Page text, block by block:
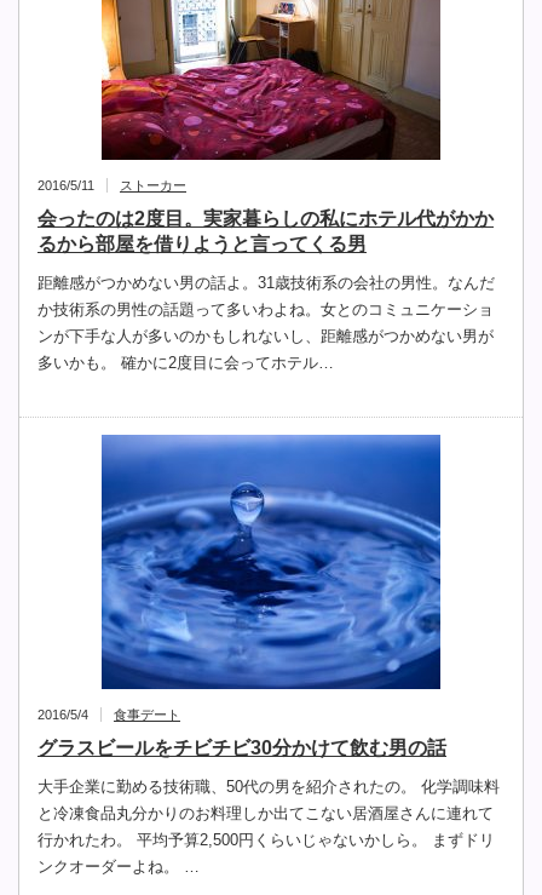
2016/5/11 ストーカー
会ったのは2度目。実家暮らしの私にホテル代がかか
るから部屋を借りようと言ってくる男
距離感がつかめない男の話よ。31歳技術系の会社の男性。なんだ
か技術系の男性の話題って多いわよね。女とのコミュニケーショ
ンが下手な人が多いのかもしれないし、距離感がつかめない男が
多いかも。 確かに2度目に会ってホテル…
2016/5/4 食事デート
グラスビールをチビチビ30分かけて飲む男の話
大手企業に勤める技術職、50代の男を紹介されたの。 化学調味料
と冷凍食品丸分かりのお料理しか出てこない居酒屋さんに連れて
行かれたわ。 平均予算2,500円くらいじゃないかしら。 まずドリ
ンクオーダーよね。 …